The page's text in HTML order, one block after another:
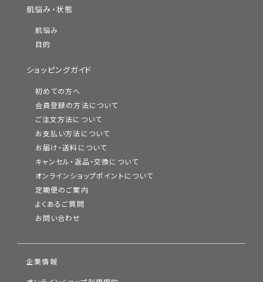
肌悩み・状態
肌悩み
目的
ショッピングガイド
初めての方へ
会員登録の方法について
ご注文方法について
お支払い方法について
お届け・送料について
キャンセル・返品・交換について
オンラインショップポイントについて
定期便のご案内
よくあるご質問
お問い合わせ
企業情報